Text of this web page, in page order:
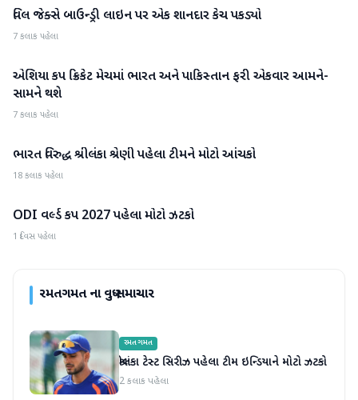
રમતગમત
વિલ જેક્સે બાઉન્ડ્રી લાઇન પર એક શાનદાર કેચ પકડ્યો
7 કલાક પહેલા
રમતગમત
એશિયા કપ ક્રિકેટ મેચમાં ભારત અને પાકિસ્તાન ફરી એકવાર આમને-
સામને થશે
7 કલાક પહેલા
રમતગમત
ભારત વિરુદ્ધ શ્રીલંકા શ્રેણી પહેલા ટીમને મોટો આંચકો
18 કલાક પહેલા
રમતગમત
ODI વર્લ્ડ કપ 2027 પહેલા મોટો ઝટકો
1 દિવસ પહેલા
રમતગમતના વધુ સમાચાર
રમતગમત
શ્રીલંકા ટેસ્ટ સિરીઝ પહેલા ટીમ ઇન્ડિયાને મોટો ઝટકો
2 કલાક પહેલા